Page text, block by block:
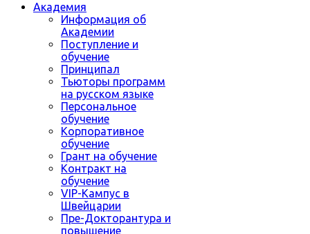
Академия
Информация об
Академии
Поступление и
обучение
Принципал
Тьюторы программ
на русском языке
Персональное
обучение
Корпоративное
обучение
Грант на обучение
Контракт на
обучение
VIP-Кампус в
Швейцарии
Пре-Докторантура и
повышение